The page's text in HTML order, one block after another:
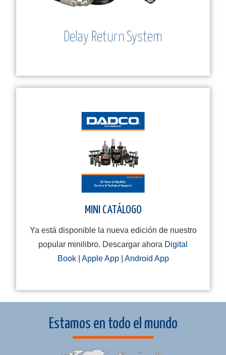
Delay Return System
MINI CATÁLOGO
Ya está disponible la nueva edición de nuestro
popular minilibro. Descargar ahora Digital
Book| Apple App| Android App
Estamos en todo el mundo